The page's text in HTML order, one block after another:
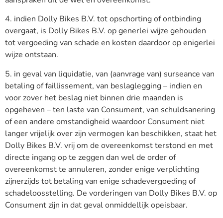
4. indien Dolly Bikes B.V. tot opschorting of ontbinding
overgaat, is Dolly Bikes B.V. op generlei wijze gehouden
tot vergoeding van schade en kosten daardoor op enigerlei
wijze ontstaan.
5. in geval van liquidatie, van (aanvrage van) surseance van
betaling of faillissement, van beslaglegging – indien en
voor zover het beslag niet binnen drie maanden is
opgeheven – ten laste van Consument, van schuldsanering
of een andere omstandigheid waardoor Consument niet
langer vrijelijk over zijn vermogen kan beschikken, staat het
Dolly Bikes B.V. vrij om de overeenkomst terstond en met
directe ingang op te zeggen dan wel de order of
overeenkomst te annuleren, zonder enige verplichting
zijnerzijds tot betaling van enige schadevergoeding of
schadeloosstelling. De vorderingen van Dolly Bikes B.V. op
Consument zijn in dat geval onmiddellijk opeisbaar.